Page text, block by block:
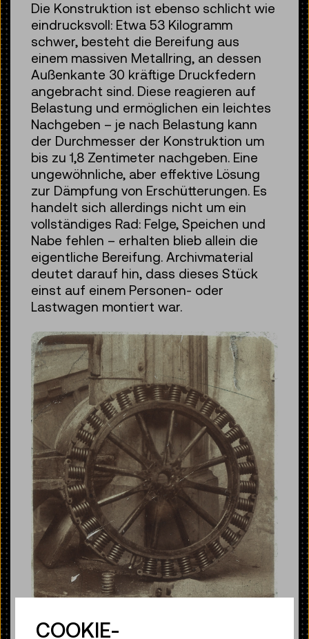
Die Konstruktion ist ebenso schlicht wie
eindrucksvoll: Etwa 53 Kilogramm
schwer, besteht die Bereifung aus
einem massiven Metallring, an dessen
Außenkante 30 kräftige Druckfedern
angebracht sind. Diese reagieren auf
Belastung und ermöglichen ein leichtes
Nachgeben – je nach Belastung kann
der Durchmesser der Konstruktion um
bis zu 1,8 Zentimeter nachgeben. Eine
ungewöhnliche, aber effektive Lösung
zur Dämpfung von Erschütterungen. Es
handelt sich allerdings nicht um ein
vollständiges Rad: Felge, Speichen und
Nabe fehlen – erhalten blieb allein die
eigentliche Bereifung. Archivmaterial
deutet darauf hin, dass dieses Stück
einst auf einem Personen- oder
Lastwagen montiert war.
COOKIE-